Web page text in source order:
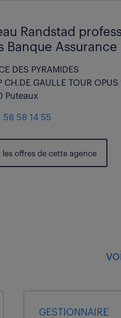
Randstad
Banque Assurance
DES PYRAMIDES
CH.DE GAULLE TOUR OPUS
Puteaux
58 58 14 55
les offres de cette agence
GESTIONNAIRE